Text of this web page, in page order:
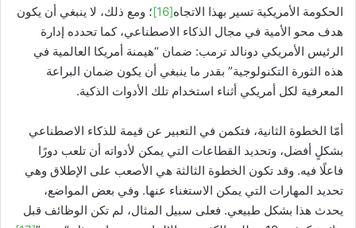
الحكومة الأمريكية تسير بهذا الاتجاه[16]
؛ ومع ذلك، لا ينبغي أن يكون
هدف محو الأمية في مجال الذكاء الاصطناعي، كما تحدده إدارة
الرئيس الأمريكي دونالد ترمب: ضمان “هيمنة أمريكا العالمية في
هذه الثورة التكنولوجية” بقدر ما ينبغي أن يكون ضمان البراعة
المعرفية لكل أمريكي أثناء استخدام تلك الأدوات الذكية.
أمّا الخطوة الثانية، فتكمن في التعبير عن قيمة للذكاء الاصطناعي
بشكلٍ أفضل، وتحديد القطاعات التي يمكن لأدواته أن تلعب دورًا
فاعلًا فيه. وقد تكون الخطوة الثالثة هي الأصعب على الإطلاق وهي
تحديد المهارات التي يمكن الاستغناء عنها. وفي بعض المواضع،
يحدث هذا بشكل طبيعي. فعلى سبيل المثال، لم تكن الوظائف قبل